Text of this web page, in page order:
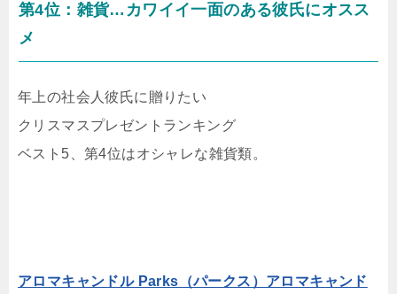
第4位：雑貨…カワイイ一面のある彼氏にオスス
メ
年上の社会人彼氏に贈りたい
クリスマスプレゼントランキング
ベスト5、第4位はオシャレな雑貨類。
アロマキャンドル Parks（パークス）アロマキャンド